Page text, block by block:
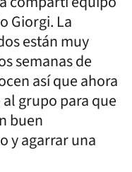
Giorgi. La
están muy
semanas de
así que ahora
grupo para que
buen
y agarrar una